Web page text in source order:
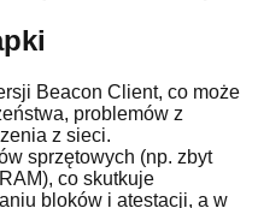
Beacon Client, co może
problemów z
z sieci.
sprzętowych (np. zbyt
co skutkuje
bloków i atestacji, a w